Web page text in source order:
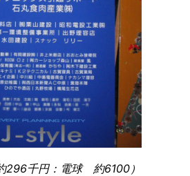
千円：電球 約6100）